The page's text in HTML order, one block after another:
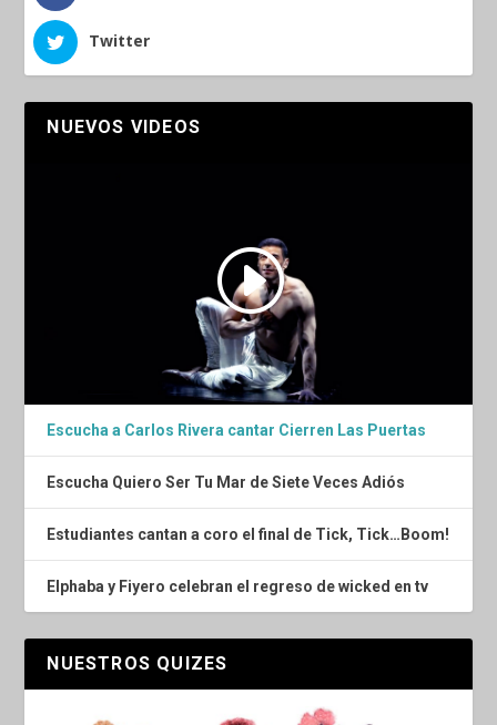
Twitter
NUEVOS VIDEOS
Escucha a Carlos Rivera cantar Cierren Las Puertas
Escucha Quiero Ser Tu Mar de Siete Veces Adiós
Estudiantes cantan a coro el final de Tick, Tick…Boom!
Elphaba y Fiyero celebran el regreso de wicked en tv
NUESTROS QUIZES